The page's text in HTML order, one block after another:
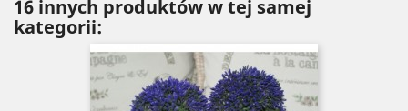
16 innych produktów w tej samej
kategorii: